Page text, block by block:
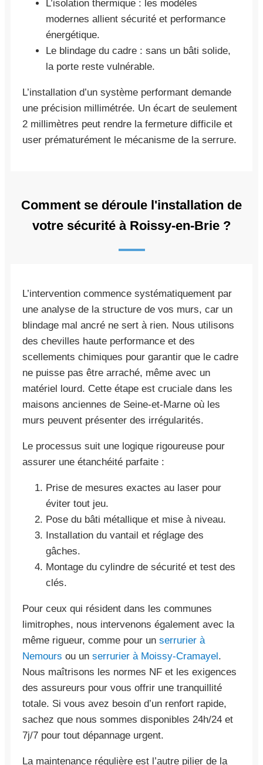
L’isolation thermique : les modèles
modernes allient sécurité et performance
énergétique.
Le blindage du cadre : sans un bâti solide,
la porte reste vulnérable.
L’installation d’un système performant demande
une précision millimétrée. Un écart de seulement
2 millimètres peut rendre la fermeture difficile et
user prématurément le mécanisme de la serrure.
Comment se déroule l'installation de
votre sécurité à Roissy-en-Brie ?
L’intervention commence systématiquement par
une analyse de la structure de vos murs, car un
blindage mal ancré ne sert à rien. Nous utilisons
des chevilles haute performance et des
scellements chimiques pour garantir que le cadre
ne puisse pas être arraché, même avec un
matériel lourd. Cette étape est cruciale dans les
maisons anciennes de Seine-et-Marne où les
murs peuvent présenter des irrégularités.
Le processus suit une logique rigoureuse pour
assurer une étanchéité parfaite :
Prise de mesures exactes au laser pour
éviter tout jeu.
Pose du bâti métallique et mise à niveau.
Installation du vantail et réglage des
gâches.
Montage du cylindre de sécurité et test des
clés.
Pour ceux qui résident dans les communes
limitrophes, nous intervenons également avec la
même rigueur, comme pour un serrurier à
Nemours ou un serrurier à Moissy-Cramayel.
Nous maîtrisons les normes NF et les exigences
des assureurs pour vous offrir une tranquillité
totale. Si vous avez besoin d’un renfort rapide,
sachez que nous sommes disponibles 24h/24 et
7j/7 pour tout dépannage urgent.
La maintenance régulière est l’autre pilier de la